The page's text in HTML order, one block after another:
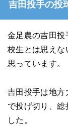
吉田投手の投
金足農の吉田投
校生とは思えな
思っています。
吉田投手は地方
で投げ切り、総
した。